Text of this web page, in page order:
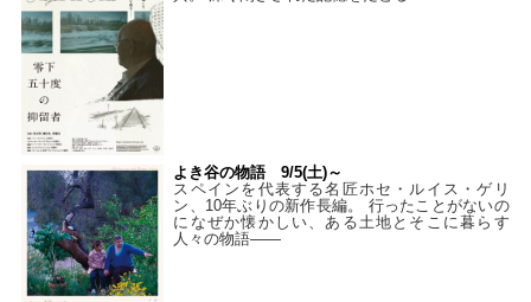
よき谷の物語 9/5(土)～
スペインを代表する名匠ホセ・ルイス・ゲリ
ン、10年ぶりの新作長編。 行ったことがないの
になぜか懐かしい、ある土地とそこに暮らす
人々の物語――